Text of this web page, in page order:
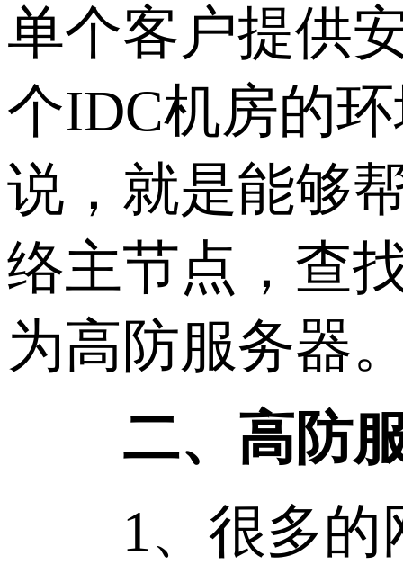
单个客户提供
个IDC机房的
说，就是能够
络主节点，查
为高防服务器
二、高防
1、很多的网